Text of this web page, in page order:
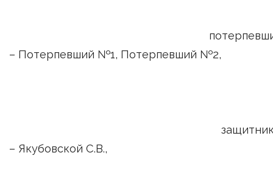
– Потерпевший №1, Потерпевший №2,
– Якубовской С.В.,